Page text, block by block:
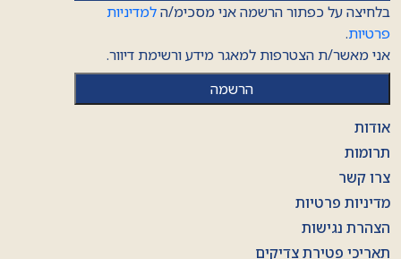
בלחיצה על כפתור הרשמה אני מסכימ/הלמדיניות
פרטיות.
אני מאשר/ת הצטרפות למאגר מידע ורשימת דיוור.
אודות
תרומות
צרו קשר
מדיניות פרטיות
הצהרת נגישות
תאריכי פטירת צדיקים